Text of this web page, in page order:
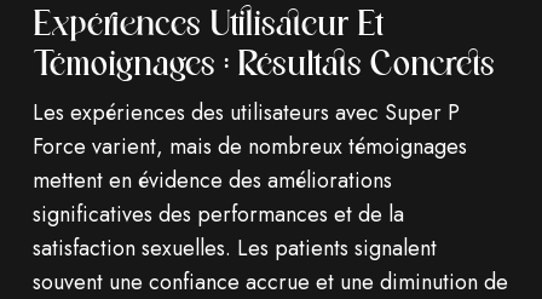
Expériences Utilisateur Et
Témoignages : Résultats Concrets
Les expériences des utilisateurs avec Super P
Force varient, mais de nombreux témoignages
mettent en évidence des améliorations
significatives des performances et de la
satisfaction sexuelles. Les patients signalent
souvent une confiance accrue et une diminution de